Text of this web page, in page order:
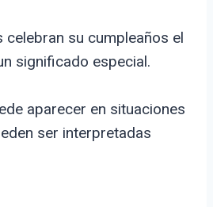
celebran su cumpleaños el
significado especial.
aparecer en situaciones
ser interpretadas